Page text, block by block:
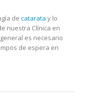
de catarata y lo
nuestra Clínica en
es necesario
de espera en